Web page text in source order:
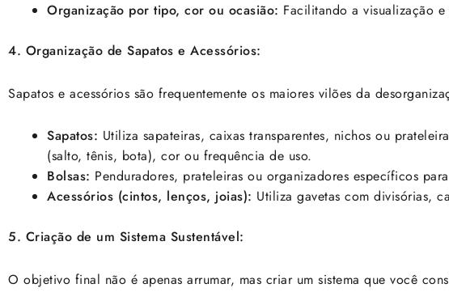
Organização por tipo, cor ou ocasião: Facilitando a visualização
4. Organização de Sapatos e Acessórios:
Sapatos e acessórios são frequentemente os maiores vilões da
Sapatos: Utiliza sapateiras, caixas transparentes, nichos ou
(salto, tênis, bota), cor ou frequência de uso.
Bolsas: Penduradores, prateleiras ou organizadores específicos
Acessórios (cintos, lenços, joias): Utiliza gavetas com divisórias,
5. Criação de um Sistema Sustentável:
O objetivo final não é apenas arrumar, mas criar um sistema que você